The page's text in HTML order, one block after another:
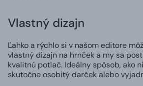
Vlastný dizajn
Ľahko a rýchlo si v našom editore
vlastný dizajn na hrnček a my sa
kvalitnú potlač. Ideálny spôsob, ako
skutočne osobitý darček alebo